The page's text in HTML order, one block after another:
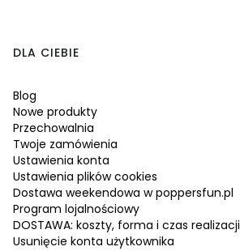
Linki w stopce
DLA CIEBIE
Blog
Nowe produkty
Przechowalnia
Twoje zamówienia
Ustawienia konta
Ustawienia plików cookies
Dostawa weekendowa w poppersfun.pl
Program lojalnościowy
DOSTAWA: koszty, forma i czas realizacji
Usunięcie konta użytkownika